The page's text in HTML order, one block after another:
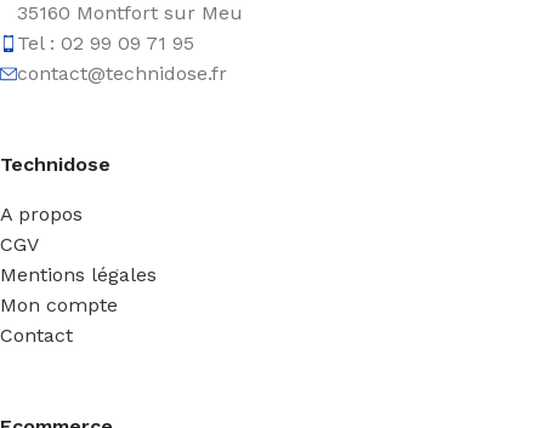
35160 Montfort sur Meu
Tel : 02 99 09 71 95
contact@technidose.fr
Technidose
A propos
CGV
Mentions légales
Mon compte
Contact